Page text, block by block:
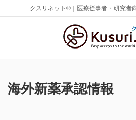
クスリネット®｜医療従事者・研究者
海外新薬承認情報